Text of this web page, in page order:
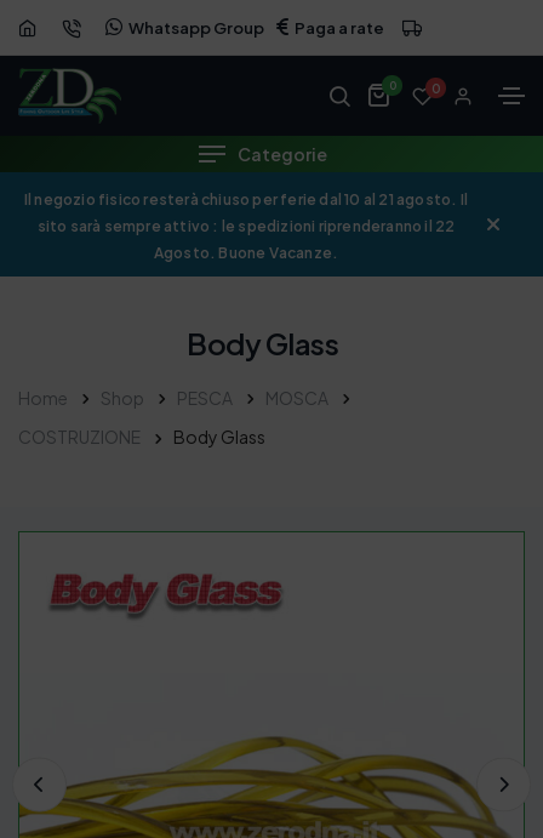
Whatsapp Group Paga a rate
0 0
Categorie
Il negozio fisico resterà chiuso per ferie dal 10 al 21 agosto. Il
sito sarà sempre attivo : le spedizioni riprenderanno il 22
Agosto. Buone Vacanze.
Body Glass
Home Shop PESCA
MOSCA
COSTRUZIONE
Body Glass